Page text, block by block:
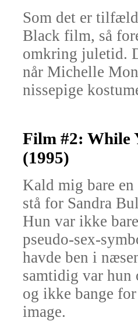
Som det er
Black film, så
omkring juletid.
når Michelle
nissepige
Film #2: While
(1995)
Kald mig bare
stå for Sandra
Hun var ikke
pseudo-sex-
havde ben i
samtidig var hun
og ikke bange
image.